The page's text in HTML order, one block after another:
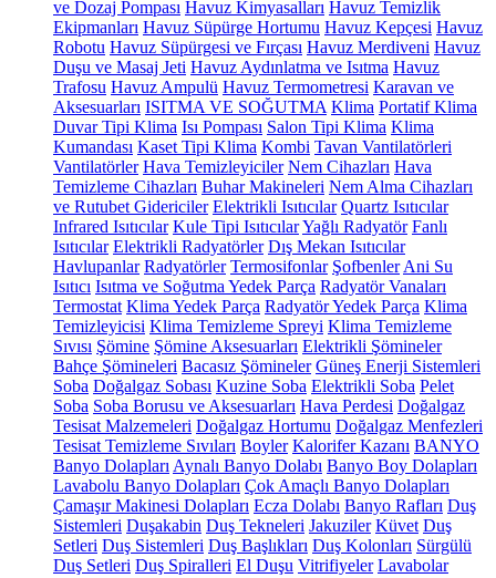
ve Dozaj Pompası Havuz Kimyasalları Havuz Temizlik
Ekipmanları Havuz Süpürge Hortumu Havuz Kepçesi Havuz
Robotu Havuz Süpürgesi ve Fırçası Havuz Merdiveni Havuz
Duşu ve Masaj Jeti Havuz Aydınlatma ve Isıtma Havuz
Trafosu Havuz Ampulü Havuz Termometresi Karavan ve
Aksesuarları ISITMA VE SOĞUTMA Klima Portatif Klima
Duvar Tipi Klima Isı Pompası Salon Tipi Klima Klima
Kumandası Kaset Tipi Klima Kombi Tavan Vantilatörleri
Vantilatörler Hava Temizleyiciler Nem Cihazları Hava
Temizleme Cihazları Buhar Makineleri Nem Alma Cihazları
ve Rutubet Gidericiler Elektrikli Isıtıcılar Quartz Isıtıcılar
Infrared Isıtıcılar Kule Tipi IsıtıcılarYağlı Radyatör Fanlı
Isıtıcılar Elektrikli Radyatörler Dış Mekan Isıtıcılar
Havlupanlar Radyatörler Termosifonlar Şofbenler Ani Su
Isıtıcı Isıtma ve Soğutma Yedek Parça Radyatör Vanaları
Termostat Klima Yedek Parça Radyatör Yedek Parça Klima
Temizleyicisi Klima Temizleme Spreyi Klima Temizleme
Sıvısı Şömine Şömine Aksesuarları Elektrikli Şömineler
Bahçe Şömineleri Bacasız Şömineler Güneş Enerji Sistemleri
Soba Doğalgaz Sobası Kuzine Soba Elektrikli Soba Pelet
Soba Soba Borusu ve Aksesuarları Hava Perdesi Doğalgaz
Tesisat Malzemeleri Doğalgaz Hortumu Doğalgaz Menfezleri
Tesisat Temizleme Sıvıları Boyler Kalorifer Kazanı BANYO
Banyo Dolapları Aynalı Banyo Dolabı Banyo Boy Dolapları
Lavabolu Banyo Dolapları Çok Amaçlı Banyo Dolapları
Çamaşır Makinesi Dolapları Ecza Dolabı Banyo Rafları Duş
Sistemleri Duşakabin Duş Tekneleri Jakuziler Küvet Duş
Setleri Duş Sistemleri Duş Başlıkları Duş Kolonları Sürgülü
Duş Setleri Duş Spiralleri El Duşu Vitrifiyeler Lavabolar